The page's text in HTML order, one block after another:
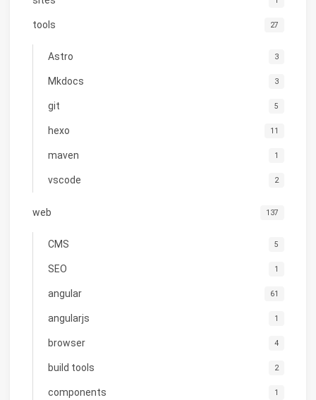
tools 27
Astro 3
Mkdocs 3
git 5
hexo 11
maven 1
vscode 2
web 137
CMS 5
SEO 1
angular 61
angularjs 1
browser 4
build tools 2
components 1